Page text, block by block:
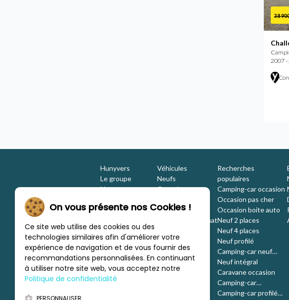
38
2007 -
Hunyvers
Le groupe
Nos engagements
Nous rejoindre
Nos marques
Les concessions
Nous trouver
Véhicules
Neufs
Occasions
Location
Estimation / Rachat
Financement
Recherches
populaires
Camping-car occasion
Occasion pas cher
Occasion boite auto
Neuf 2 places
Neuf 4 places
Neuf profilé
Camping-car neuf
compact
Neuf intégral
Caravane occasion
Camping-car
d'occasion 4 places
Camping-car profilé
On vous présente nos Cookies !
Ce site web utilise des cookies ou des
technologies similaires afin d'améliorer votre
expérience de navigation et de vous fournir des
recommandations personnalisées. En continuant
à utiliser notre site web, vous acceptez notre
Politique de confidentialité
PERSONNALISER